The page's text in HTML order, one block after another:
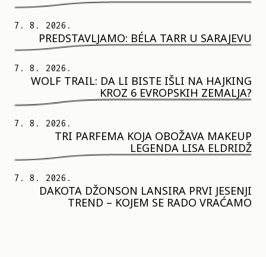
7. 8. 2026.
PREDSTAVLJAMO: BÉLA TARR U SARAJEVU
7. 8. 2026.
WOLF TRAIL: DA LI BISTE IŠLI NA HAJKING
KROZ 6 EVROPSKIH ZEMALJA?
7. 8. 2026.
TRI PARFEMA KOJA OBOŽAVA MAKEUP
LEGENDA LISA ELDRIDŽ
7. 8. 2026.
DAKOTA DŽONSON LANSIRA PRVI JESENJI
TREND – KOJEM SE RADO VRAĆAMO